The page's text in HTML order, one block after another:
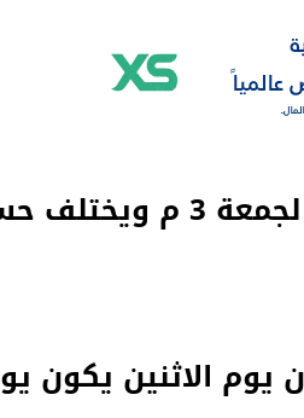
يبدا من 12ص الاثنين وينتهي يوم الجمعة 3
الاثنين يكون